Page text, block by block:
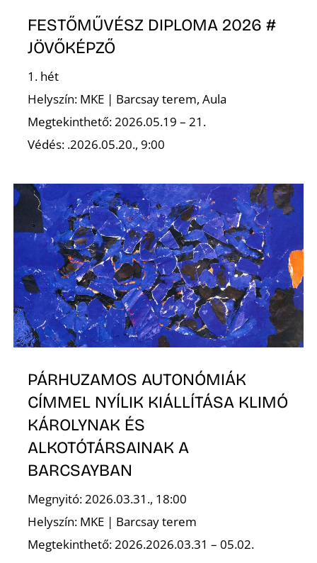
FESTŐMŰVÉSZ DIPLOMA 2026 #
JÖVŐKÉPZŐ
1. hét
Helyszín: MKE | Barcsay terem, Aula
Megtekinthető: 2026.05.19 – 21.
Védés: .2026.05.20., 9:00
PÁRHUZAMOS AUTONÓMIÁK
CÍMMEL NYÍLIK KIÁLLÍTÁSA KLIMÓ
KÁROLYNAK ÉS
ALKOTÓTÁRSAINAK A
BARCSAYBAN
Megnyitó: 2026.03.31., 18:00
Helyszín: MKE | Barcsay terem
Megtekinthető: 2026.2026.03.31 – 05.02.